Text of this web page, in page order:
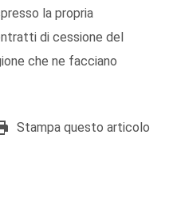
la propria
di cessione del
che ne facciano
Stampa questo articolo